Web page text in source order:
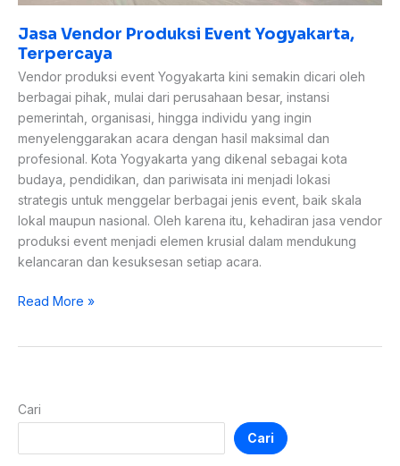
Jasa Vendor Produksi Event Yogyakarta,
Terpercaya
Vendor produksi event Yogyakarta kini semakin dicari oleh
berbagai pihak, mulai dari perusahaan besar, instansi
pemerintah, organisasi, hingga individu yang ingin
menyelenggarakan acara dengan hasil maksimal dan
profesional. Kota Yogyakarta yang dikenal sebagai kota
budaya, pendidikan, dan pariwisata ini menjadi lokasi
strategis untuk menggelar berbagai jenis event, baik skala
lokal maupun nasional. Oleh karena itu, kehadiran jasa vendor
produksi event menjadi elemen krusial dalam mendukung
kelancaran dan kesuksesan setiap acara.
Read More »
Cari
Cari